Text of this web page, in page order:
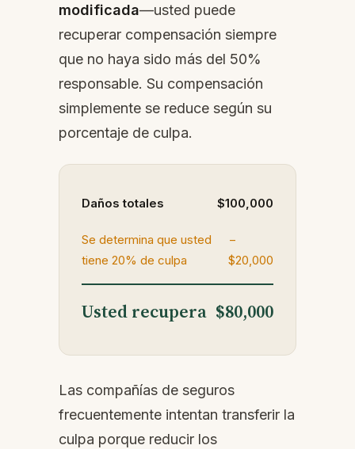
modificada—usted puede
recuperar compensación siempre
que no haya sido más del 50%
responsable. Su compensación
simplemente se reduce según su
porcentaje de culpa.
Daños totales $100,000
Se determina que usted
tiene 20% de culpa
−
$20,000
Usted recupera $80,000
Las compañías de seguros
frecuentemente intentan transferir la
culpa porque reducir los